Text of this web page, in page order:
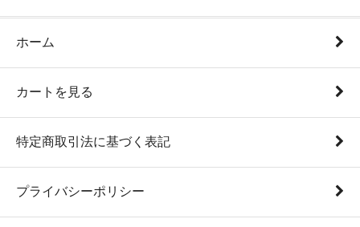
ホーム
カートを見る
特定商取引法に基づく表記
プライバシーポリシー